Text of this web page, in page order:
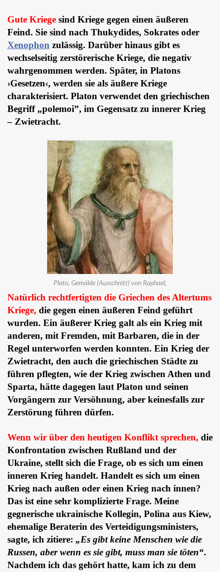
Gute Kriege sind Kriege gegen einen äußeren
Feind. Sie sind nach Thukydides, Sokrates oder
Xenophon zulässig. Darüber hinaus gibt es
wechselseitig zerstörerische Kriege, die negativ
wahrgenommen werden. Später, in Platons
›Gesetzen‹, werden sie als äußere Kriege
charakterisiert. Platon verwendet den griechischen
Begriff „polemoi”, im Gegensatz zu innerer Krieg
– Zwietracht.
Plato, Gemälde (Ausschnitt) von Raphael,
Natürlich rechtfertigten die Griechen des Altertums
Kriege, die gegen einen äußeren Feind geführt
wurden. Ein äußerer Krieg galt als ein Krieg mit
anderen, mit Fremden, mit Barbaren, die in der
Regel unterworfen werden konnten. Ein Krieg der
Zwietracht, den auch die griechischen Städte zu
führen pflegten, wie der Krieg zwischen Athen und
Sparta, hätte dagegen laut Platon und seinen
Vorgängern zur Versöhnung, aber keinesfalls zur
Zerstörung führen dürfen.
Wenn wir über den heutigen Konflikt sprechen, die
Konfrontation zwischen Rußland und der
Ukraine, stellt sich die Frage, ob es sich um einen
inneren Krieg handelt. Handelt es sich um einen
Krieg nach außen oder einen Krieg nach innen?
Das ist eine sehr komplizierte Frage. Meine
gegnerische ukrainische Kollegin, Polina aus Kiew,
ehemalige Beraterin des Verteidigungsministers,
sagte, ich zitiere: „Es gibt keine Menschen wie die
Russen, aber wenn es sie gibt, muss man sie töten“.
Nachdem ich das gehört hatte, kam ich zu dem